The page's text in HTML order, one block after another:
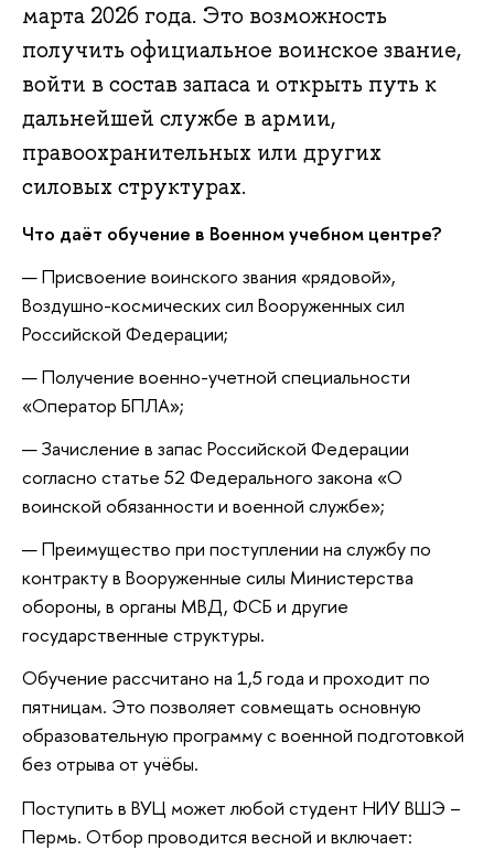
марта 2026 года. Это возможность
получить официальное воинское звание,
войти в состав запаса и открыть путь к
дальнейшей службе в армии,
правоохранительных или других
силовых структурах.
Что даёт обучение в Военном учебном центре?
Присвоение воинского звания «рядовой»,
Воздушно-космических сил Вооруженных сил
Российской Федерации;
Получение военно-учетной специальности
«Оператор БПЛА»;
Зачисление в запас Российской Федерации
согласно статье 52 Федерального закона «О
воинской обязанности и военной службе»;
Преимущество при поступлении на службу по
контракту в Вооруженные силы Министерства
обороны, в органы МВД, ФСБ и другие
государственные структуры.
Обучение рассчитано на 1,5 года и проходит по
пятницам. Это позволяет совмещать основную
образовательную программу с военной подготовкой
без отрыва от учёбы.
Поступить в ВУЦ может любой студент НИУ ВШЭ –
Пермь. Отбор проводится весной и включает: